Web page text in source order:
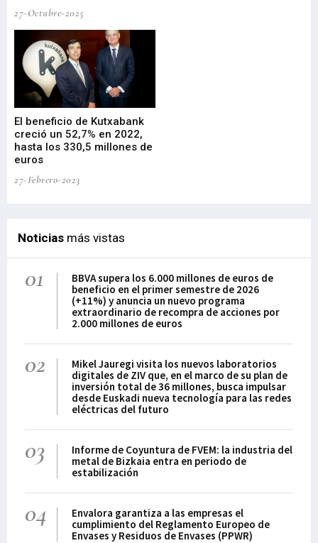
27-Octubre-2025
El beneficio de Kutxabank
creció un 52,7% en 2022,
hasta los 330,5 millones de
euros
27-Febrero-2023
Noticias más vistas
01
BBVA supera los 6.000 millones de euros de
beneficio en el primer semestre de 2026
(+11%) y anuncia un nuevo programa
extraordinario de recompra de acciones por
2.000 millones de euros
02
Mikel Jauregi visita los nuevos laboratorios
digitales de ZIV que, en el marco de su plan de
inversión total de 36 millones, busca impulsar
desde Euskadi nueva tecnología para las redes
eléctricas del futuro
03
Informe de Coyuntura de FVEM: la industria del
metal de Bizkaia entra en periodo de
estabilización
04
Envalora garantiza a las empresas el
cumplimiento del Reglamento Europeo de
Envases y Residuos de Envases (PPWR)